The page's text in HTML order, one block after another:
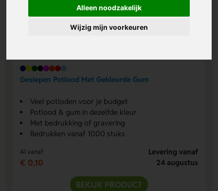
Alleen noodzakelijk
Wijzig mijn voorkeuren
Geslepen Potlood Met Gekleurde Gum
Veel potloden voor je budget
Potlood & gum in dezelfde kleur
Met bedrukking of gravering
Bedrukken vanaf 1000 stuks
Al vanaf
€ 0,10
Levering vanaf
24 augustus
BEKIJK PRODUCT